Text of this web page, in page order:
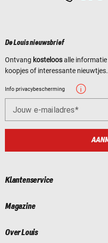
De Louis nieuwsbrief
Ontvang kosteloosalle
koopjes of interessante nieuwtjes.
Info privacybescherming
Jouw e-mailadres
Klantenservice
Magazine
Over Louis